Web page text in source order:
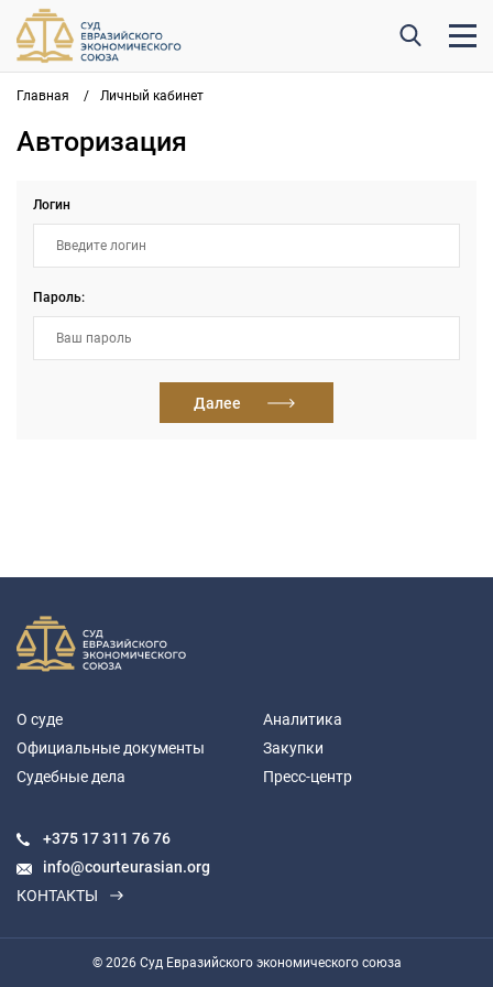
Главная / Личный кабинет
Авторизация
Логин
Пароль:
Далее
О суде
Официальные документы
Судебные дела
Аналитика
Закупки
Пресс-центр
+375 17311 76 76
info@courteurasian.org
КОНТАКТЫ
© 2026 Суд Евразийского экономического союза